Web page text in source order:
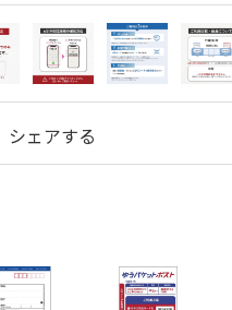
シェアする